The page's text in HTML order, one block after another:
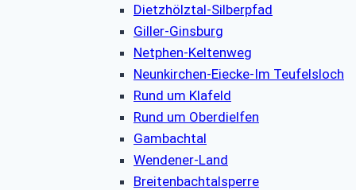
Dietzhölztal-Silberpfad
Giller-Ginsburg
Netphen-Keltenweg
Neunkirchen-Eiecke-Im Teufelsloch
Rund um Klafeld
Rund um Oberdielfen
Gambachtal
Wendener-Land
Breitenbachtalsperre